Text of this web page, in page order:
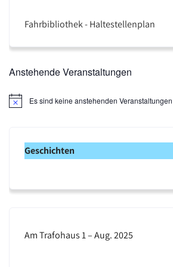
Fahrbibliothek - Haltestellenplan
Anstehende Veranstaltungen
H
Es sind keine anstehenden
Geschichten
Am Trafohaus 1 – Aug. 2025